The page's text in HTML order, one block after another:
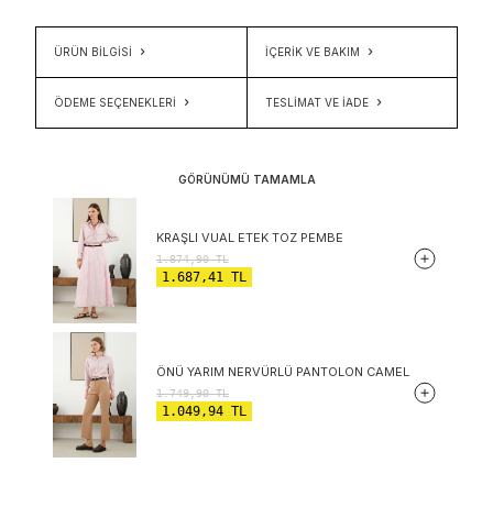
ÜRÜN BİLGİSİ İÇERIK VE BAKIM
ÖDEME SEÇENEKLERI TESLIMAT VE İADE
GÖRÜNÜMÜ TAMAMLA
KRAŞLI VUAL ETEK TOZ PEMBE
1.874,90TL
1.687,41 TL
ÖNÜ YARIM NERVÜRLÜ PANTOLON CAMEL
1.749,90TL
1.049,94 TL